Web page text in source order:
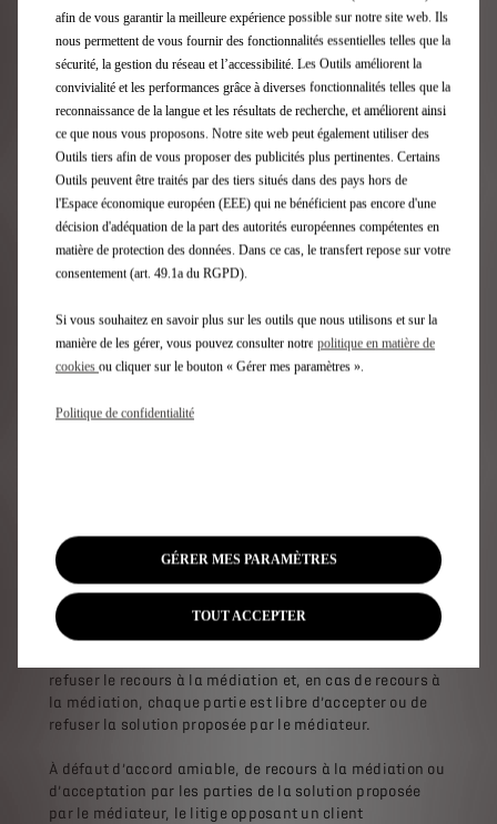
priorité. Nous vous invitons à prendre connaissance de
notreDéclaration de Confidentialité.
LITIGE – MÉDIATION DE LA CONSOMMATION
En cas de litige entre les parties, celles-ci s’efforceront
de le résoudre à l’amiable. À défaut d’accord amiable, le
client consommateur est informé conformément à
l’article L.211-3 du code de la consommation, qu’avant
de saisir éventuellement les tribunaux judiciaires
compétents et à la suite d’une réclamation écrite
auprès de l’éditeur du présent site internet, il a la
sur la liste des médiateurs établie par la Commission
d’évaluation et de contrôle de la médiation de la
consommation en application de l’article L.615-1 du
site :
- soit au Médiateur auprès de la FNAA par courrier à
l’adresse suivante : Immeuble Axe Nord ; 9-11 avenue
Michelet- 93583 Saint Ouen Cedex ou sur le site internet
www.mediateur.fna.fr.
refuser le recours à la médiation et, en cas de recours à
la médiation, chaque partie est libre d’accepter ou de
refuser la solution proposée par le médiateur.
À défaut d’accord amiable, de recours à la médiation ou
d’acceptation par les parties de la solution proposée
par le médiateur, le litige opposant un client
afin de vous garantir la meilleure expérience possible sur notre site web. Ils
nous permettent de vous fournir des fonctionnalités essentielles telles que la
sécurité, la gestion du réseau et l’accessibilité. Les Outils améliorent la
convivialité et les performances grâce à diverses fonctionnalités telles que la
reconnaissance de la langue et les résultats de recherche, et améliorent ainsi
ce que nous vous proposons. Notre site web peut également utiliser des
Outils tiers afin de vous proposer des publicités plus pertinentes. Certains
Outils peuvent être traités par des tiers situés dans des pays hors de
l'Espace économique européen (EEE) qui ne bénéficient pas encore d'une
décision d'adéquation de la part des autorités européennes compétentes en
matière de protection des données. Dans ce cas, le transfert repose sur votre
consentement (art. 49.1a du RGPD).
Si vous souhaitez en savoir plus sur les outils que nous utilisons et sur la
manière de les gérer, vous pouvez consulter notre politique en matière de
cookies ou cliquer sur le bouton « Gérer mes paramètres ».
Politique de confidentialité
GÉRER MES PARAMÈTRES
TOUT ACCEPTER